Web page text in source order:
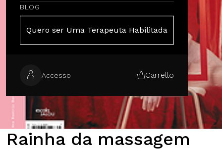
BLOG
Quero ser Uma Terapeuta Habilitada
Accesso Carrello
Rainha da massagem